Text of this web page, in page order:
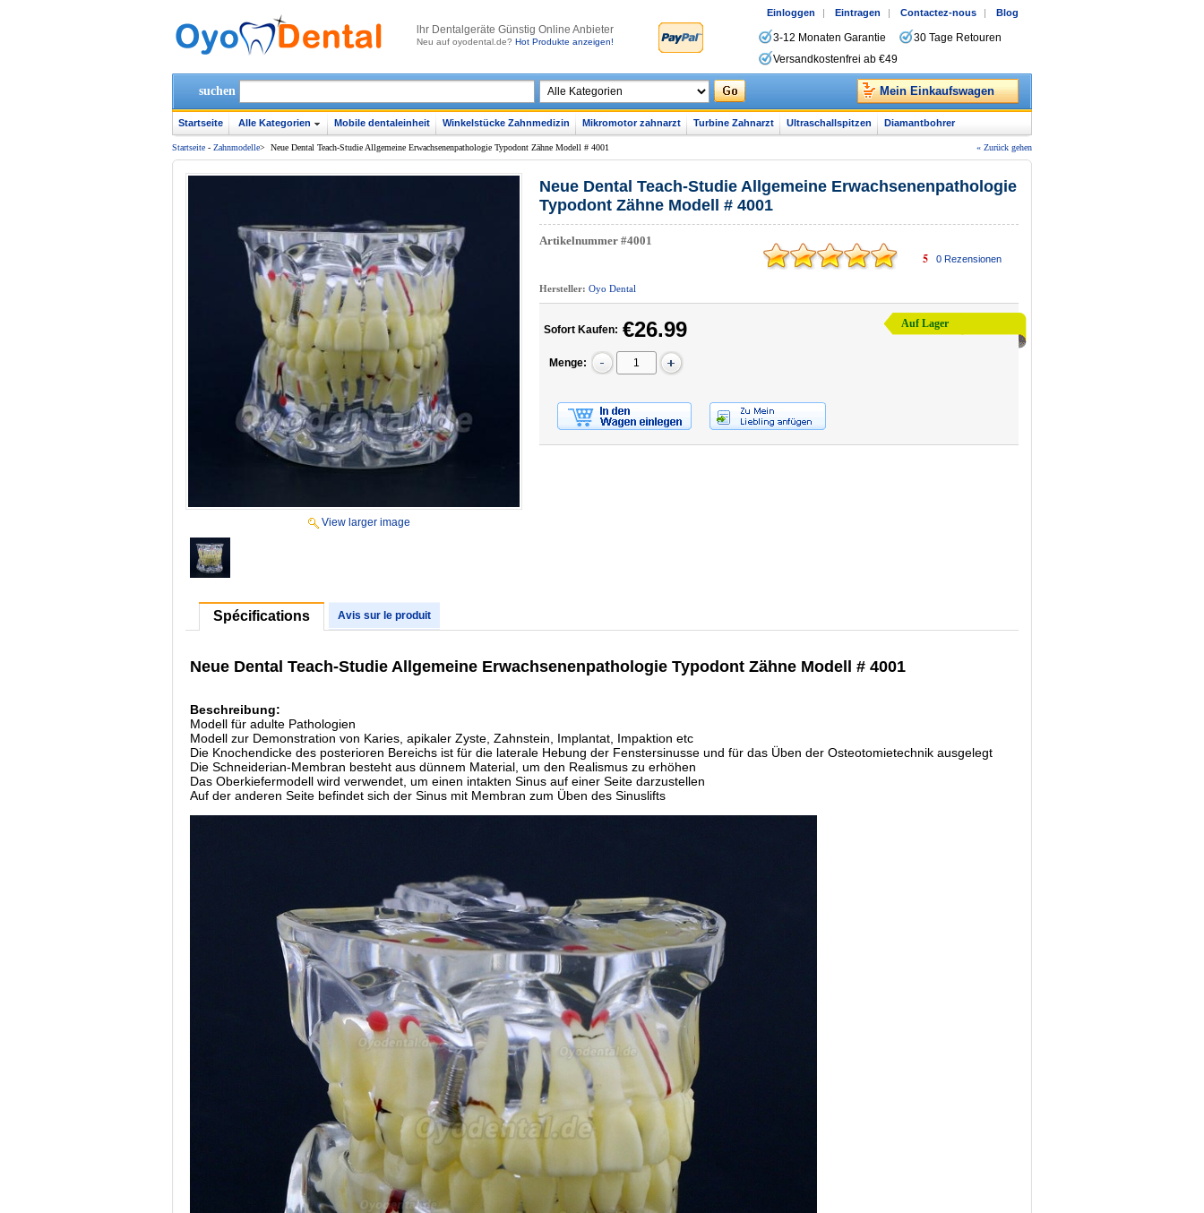
lhr Dentalgeräte Günstig Online Anbieter
Neu auf oyodental.de? Hot Produkte anzeigen!
Einloggen | Eintragen | Contactez-nous | Blog
3-12 Monaten Garantie
30 Tage Retouren
Versandkostenfrei ab €49
suchen Mein Einkaufswagen
Startseite Alle Kategorien Mobile dentaleinheit Winkelstücke Zahnmedizin Mikromotor zahnarzt Turbine Zahnarzt Ultraschallspitzen Diamantbohrer
Startseite - Zahnmodelle> Neue Dental Teach-Studie Allgemeine Erwachsenenpathologie Typodont Zähne Modell # 4001 « Zurück gehen
View larger image
Neue Dental Teach-Studie Allgemeine Erwachsenenpathologie
Typodont Zähne Modell # 4001
Artikelnummer #4001
5 0Rezensionen
Hersteller: Oyo Dental
Auf Lager
Sofort Kaufen: €26.99
Menge:
Spécifications Avis sur le produit
Neue Dental Teach-Studie Allgemeine Erwachsenenpathologie Typodont Zähne Modell # 4001
Beschreibung:
Modell für adulte Pathologien
Modell zur Demonstration von Karies, apikaler Zyste, Zahnstein, Implantat, Impaktion etc
Die Knochendicke des posterioren Bereichs ist für die laterale Hebung der Fenstersinusse und für das Üben der Osteotomietechnik ausgelegt
Die Schneiderian-Membran besteht aus dünnem Material, um den Realismus zu erhöhen
Das Oberkiefermodell wird verwendet, um einen intakten Sinus auf einer Seite darzustellen
Auf der anderen Seite befindet sich der Sinus mit Membran zum Üben des Sinuslifts